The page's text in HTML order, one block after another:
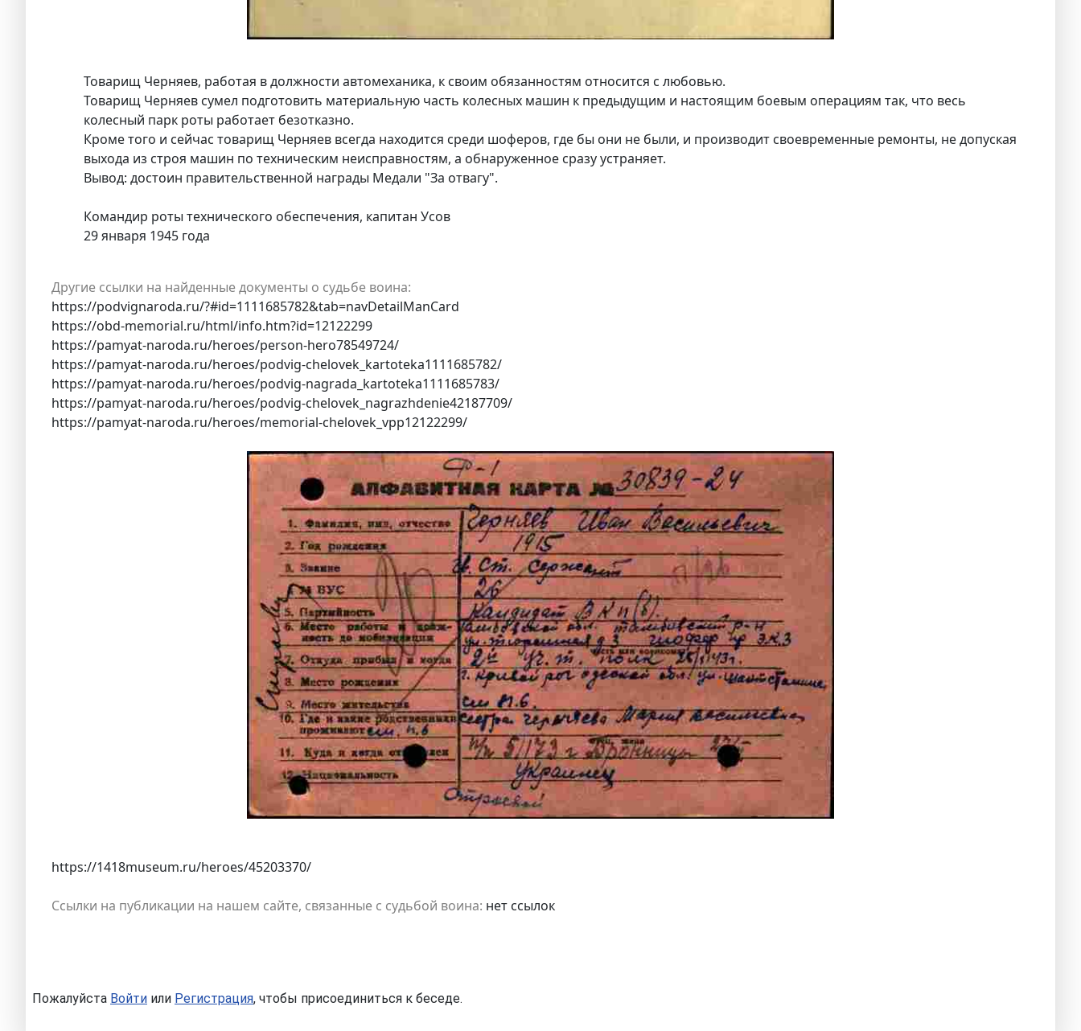
Товарищ Черняев, работая в должности автомеханика, к своим обязанностям относится с любовью.
Товарищ Черняев сумел подготовить материальную часть колесных машин к предыдущим и настоящим боевым операциям так, что весь
колесный парк роты работает безотказно.
Кроме того и сейчас товарищ Черняев всегда находится среди шоферов, где бы они не были, и производит своевременные ремонты, не допуская
выхода из строя машин по техническим неисправностям, а обнаруженное сразу устраняет.
Вывод: достоин правительственной награды Медали "За отвагу".
Командир роты технического обеспечения, капитан Усов
29 января 1945 года
Другие ссылки на найденные документы о судьбе воина:
https://podvignaroda.ru/?#id=1111685782&tab=navDetailManCard
https://obd-memorial.ru/html/info.htm?id=12122299
https://pamyat-naroda.ru/heroes/person-hero78549724/
https://pamyat-naroda.ru/heroes/podvig-chelovek_kartoteka1111685782/
https://pamyat-naroda.ru/heroes/podvig-nagrada_kartoteka1111685783/
https://pamyat-naroda.ru/heroes/podvig-chelovek_nagrazhdenie42187709/
https://pamyat-naroda.ru/heroes/memorial-chelovek_vpp12122299/
https://1418museum.ru/heroes/45203370/
Ссылки на публикации на нашем сайте, связанные с судьбой воина: нет ссылок
Пожалуйста Войти или Регистрация, чтобы присоединиться к беседе.